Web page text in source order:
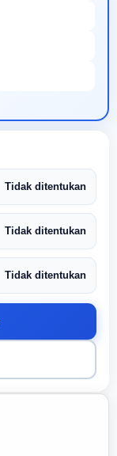
Tidak ditentukan
Tidak ditentukan
Tidak ditentukan